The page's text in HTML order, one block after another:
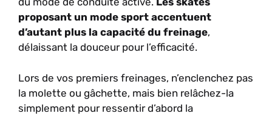
proposant un mode sport accentuent
d’autant plus la capacité du freinage,
délaissant la douceur pour l’efficacité.
Lors de vos premiers freinages, n’enclenchez pas
la molette ou gâchette, mais bien relâchez-la
simplement pour ressentir d’abord la